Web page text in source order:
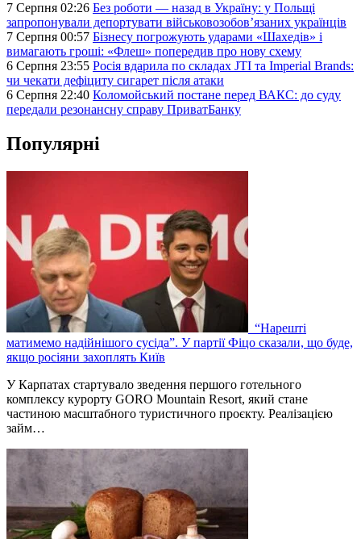
7 Серпня 02:26 Без роботи — назад в Україну: у Польщі
запропонували депортувати військовозобов’язаних українців
7 Серпня 00:57 Бізнесу погрожують ударами «Шахедів» і
вимагають гроші: «Флеш» попередив про нову схему
6 Серпня 23:55 Росія вдарила по складах JTI та Imperial Brands:
чи чекати дефіциту сигарет після атаки
6 Серпня 22:40 Коломойський постане перед ВАКС: до суду
передали резонансну справу ПриватБанку
Популярні
“Нарешті
матимемо надійнішого сусіда”. У партії Фіцо сказали, що буде,
якщо росіяни захоплять Київ
У Карпатах стартувало зведення першого готельного
комплексу курорту GORO Mountain Resort, який стане
частиною масштабного туристичного проєкту. Реалізацією
займ…